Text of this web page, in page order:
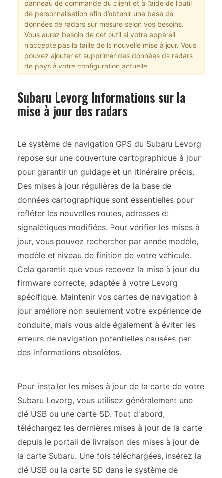
panneau de commande du client et à l’aide de l’outil
de personnalisation afin d’obtenir une base de
données de radars sur mesure selon vos besoins.
Vous aurez besoin de cet outil si votre appareil
n’accepte pas la taille de la nouvelle mise à jour. Vous
pouvez ajouter et supprimer des données de radars
de pays à votre configuration actuelle.
Subaru Levorg Informations sur la
mise à jour des radars
Le système de navigation GPS du Subaru Levorg
repose sur une couverture cartographique à jour
pour garantir un guidage et un itinéraire précis.
Des mises à jour régulières de la base de
données cartographique sont essentielles pour
refléter les nouvelles routes, adresses et
signalétiques modifiées. Pour vérifier les mises à
jour, vous pouvez rechercher par année modèle,
modèle et niveau de finition de votre véhicule.
Cela garantit que vous recevez la mise à jour du
firmware correcte, adaptée à votre Levorg
spécifique. Maintenir vos cartes de navigation à
jour améliore non seulement votre expérience de
conduite, mais vous aide également à éviter les
erreurs de navigation potentielles causées par
des informations obsolètes.
Pour installer les mises à jour de la carte de votre
Subaru Levorg, vous utilisez généralement une
clé USB ou une carte SD. Tout d'abord,
téléchargez les dernières mises à jour de la carte
depuis le portail de livraison des mises à jour de
la carte Subaru. Une fois téléchargées, insérez la
clé USB ou la carte SD dans le système de